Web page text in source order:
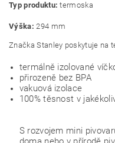
Typ produktu: termoska
Výška: 294 mm
Značka Stanley poskytuje na
termálně izolované
přirozeně bez BPA
vakuová izolace
100% těsnost v
S rozvojem mini